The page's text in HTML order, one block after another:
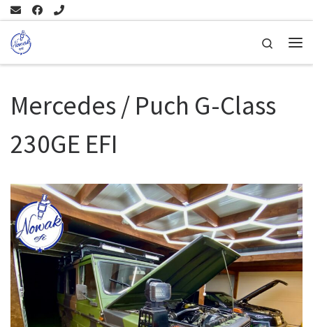
Skip to content
Search
Mercedes / Puch G-Class
230GE EFI